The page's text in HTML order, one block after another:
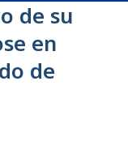
de su
en
de